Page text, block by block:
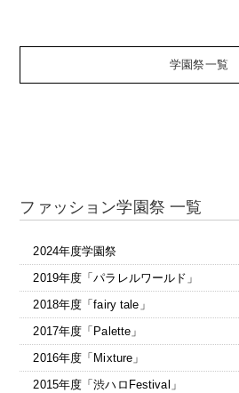
学園祭一覧
ファッション学園祭 一覧
2024年度学園祭
2019年度「パラレルワールド」
2018年度「fairy tale」
2017年度「Palette」
2016年度「Mixture」
2015年度「渋ハロFestival」